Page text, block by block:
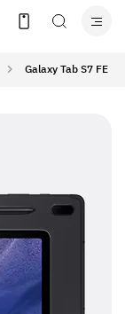
Galaxy Tab S7 FE